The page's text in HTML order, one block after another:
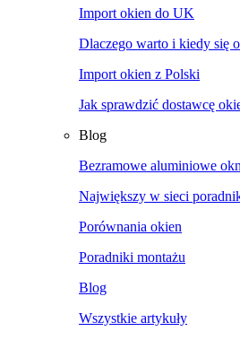
Import okien do UK
Dlaczego warto i kiedy się
Import okien z Polski
Jak sprawdzić dostawcę
Blog
Bezramowe aluminiowe
Największy w sieci
Porównania okien
Poradniki montażu
Blog
Wszystkie artykuły